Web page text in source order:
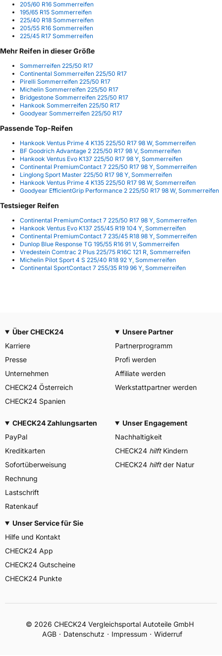
205/60 R16 Sommerreifen
195/65 R15 Sommerreifen
225/40 R18 Sommerreifen
205/55 R16 Sommerreifen
225/45 R17 Sommerreifen
Mehr Reifen in dieser Größe
Sommerreifen 225/50 R17
Continental Sommerreifen 225/50 R17
Pirelli Sommerreifen 225/50 R17
Michelin Sommerreifen 225/50 R17
Bridgestone Sommerreifen 225/50 R17
Hankook Sommerreifen 225/50 R17
Goodyear Sommerreifen 225/50 R17
Passende Top-Reifen
Hankook Ventus Prime 4 K135 225/50 R17 98 W, Sommerreifen
BF Goodrich Advantage 2 225/50 R17 98 V, Sommerreifen
Hankook Ventus Evo K137 225/50 R17 98 Y, Sommerreifen
Continental PremiumContact 7 225/50 R17 98 Y, Sommerreifen
Linglong Sport Master 225/50 R17 98 Y, Sommerreifen
Hankook Ventus Prime 4 K135 225/50 R17 98 W, Sommerreifen
Goodyear EfficientGrip Performance 2 225/50 R17 98 W, Sommerreifen
Testsieger Reifen
Continental PremiumContact 7 225/50 R17 98 Y, Sommerreifen
Hankook Ventus Evo K137 255/45 R19 104 Y, Sommerreifen
Continental PremiumContact 7 235/45 R18 98 Y, Sommerreifen
Dunlop Blue Response TG 195/55 R16 91 V, Sommerreifen
Vredestein Comtrac 2 Plus 225/75 R16C 121 R, Sommerreifen
Michelin Pilot Sport 4 S 225/40 R18 92 Y, Sommerreifen
Continental SportContact 7 255/35 R19 96 Y, Sommerreifen
Über CHECK24
Karriere
Presse
Unternehmen
CHECK24 Österreich
CHECK24 Spanien
Unsere Partner
Partnerprogramm
Profi werden
Affiliate werden
Werkstattpartner werden
CHECK24 Zahlungsarten
PayPal
Kreditkarten
Sofortüberweisung
Rechnung
Lastschrift
Ratenkauf
Unser Engagement
Nachhaltigkeit
CHECK24 hilftKindern
CHECK24 hilftder Natur
Unser Service für Sie
Hilfe und Kontakt
CHECK24 App
CHECK24 Gutscheine
CHECK24 Punkte
© 2026 CHECK24 Vergleichsportal Autoteile GmbH
AGB
Datenschutz Impressum Widerruf